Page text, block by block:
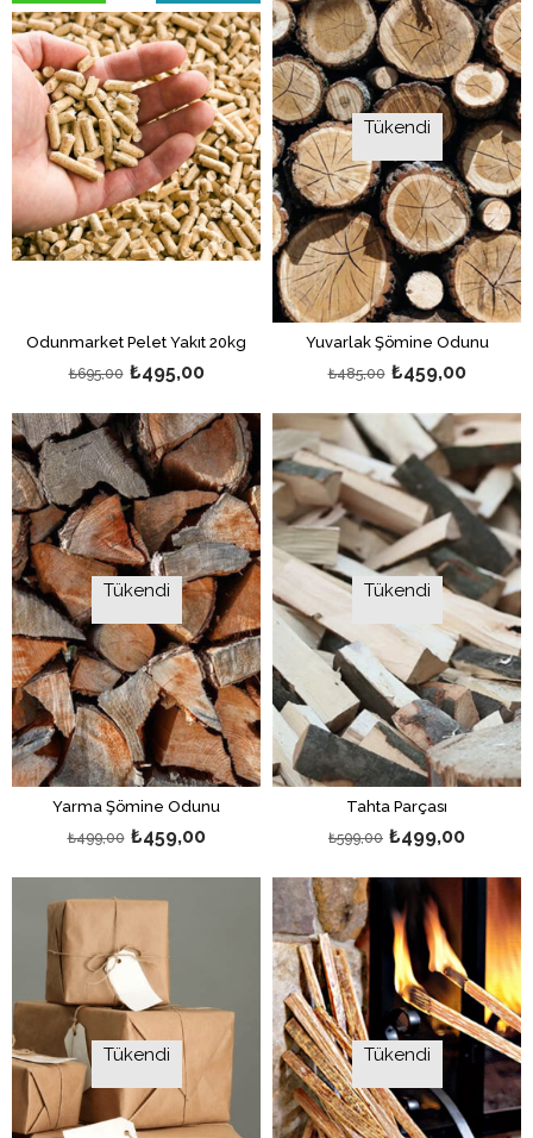
Odunmarket Pelet Yakıt 20kg
₺495,00
₺695,00
%29İndirim
Tükendi
Yuvarlak Şömine Odunu
₺459,00
₺485,00
Tükendi
Yarma Şömine Odunu
₺459,00
₺499,00
Tükendi
Tahta Parçası
₺499,00
₺599,00
Tükendi Tükendi